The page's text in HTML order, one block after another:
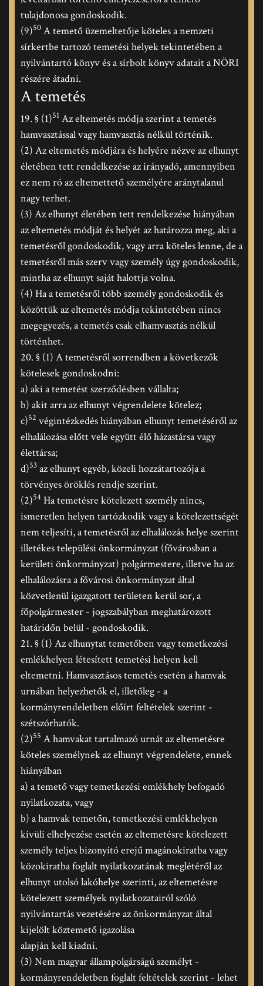
tulajdonosa gondoskodik.
(9)50 A temető üzemeltetője köteles a nemzeti
sírkertbe tartozó temetési helyek tekintetében a
nyilvántartó könyv és a sírbolt könyv adatait a NÖRI
részére átadni.
A temetés
19. § (1)51 Az eltemetés módja szerint a temetés
hamvasztással vagy hamvasztás nélkül történik.
(2) Az eltemetés módjára és helyére nézve az elhunyt
életében tett rendelkezése az irányadó, amennyiben
ez nem ró az eltemettető személyére aránytalanul
nagy terhet.
(3) Az elhunyt életében tett rendelkezése hiányában
az eltemetés módját és helyét az határozza meg, aki a
temetésről gondoskodik, vagy arra köteles lenne, de a
temetésről más szerv vagy személy úgy gondoskodik,
mintha az elhunyt saját halottja volna.
(4) Ha a temetésről több személy gondoskodik és
közöttük az eltemetés módja tekintetében nincs
megegyezés, a temetés csak elhamvasztás nélkül
történhet.
20. § (1) A temetésről sorrendben a következők
kötelesek gondoskodni:
a) aki a temetést szerződésben vállalta;
b) akit arra az elhunyt végrendelete kötelez;
c)52 végintézkedés hiányában elhunyt temetéséről az
elhalálozása előtt vele együtt élő házastársa vagy
élettársa;
d)53 az elhunyt egyéb, közeli hozzátartozója a
törvényes öröklés rendje szerint.
(2)54 Ha temetésre kötelezett személy nincs,
ismeretlen helyen tartózkodik vagy a kötelezettségét
nem teljesíti, a temetésről az elhalálozás helye szerint
illetékes települési önkormányzat (fővárosban a
kerületi önkormányzat) polgármestere, illetve ha az
elhalálozásra a fővárosi önkormányzat által
közvetlenül igazgatott területen kerül sor, a
főpolgármester - jogszabályban meghatározott
határidőn belül - gondoskodik.
21. § (1) Az elhunytat temetőben vagy temetkezési
emlékhelyen létesített temetési helyen kell
eltemetni. Hamvasztásos temetés esetén a hamvak
urnában helyezhetők el, illetőleg - a
kormányrendeletben előírt feltételek szerint -
szétszórhatók.
(2)55 A hamvakat tartalmazó urnát az eltemetésre
köteles személynek az elhunyt végrendelete, ennek
hiányában
a) a temető vagy temetkezési emlékhely befogadó
nyilatkozata, vagy
b) a hamvak temetőn, temetkezési emlékhelyen
kívüli elhelyezése esetén az eltemetésre kötelezett
személy teljes bizonyító erejű magánokiratba vagy
közokiratba foglalt nyilatkozatának meglétéről az
elhunyt utolsó lakóhelye szerinti, az eltemetésre
kötelezett személyek nyilatkozatairól szóló
nyilvántartás vezetésére az önkormányzat által
kijelölt köztemető igazolása
alapján kell kiadni.
(3) Nem magyar állampolgárságú személyt -
kormányrendeletben foglalt feltételek szerint - lehet